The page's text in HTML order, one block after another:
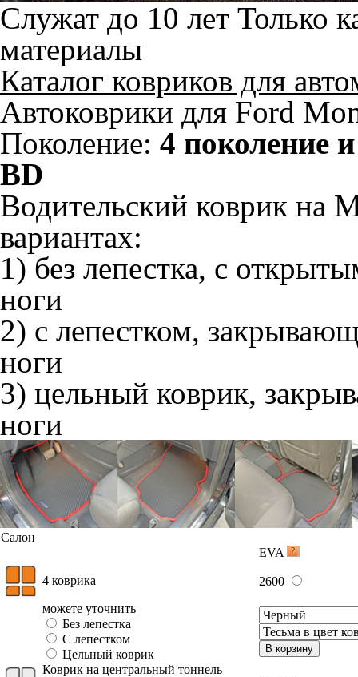
Служат до 10 лет Только
материалы
Каталог ковриков для
Автоковрики для Ford
Поколение: 4 поколение
BD
Водительский коврик на
вариантах:
1) без лепестка, с
ноги
2) с лепестком,
ноги
3) цельный коврик,
ноги
Салон
EVA
4 коврика
2600
можете уточнить
Без лепестка
С лепестком
Цельный коврик
В корзину
Коврик на центральный тоннель